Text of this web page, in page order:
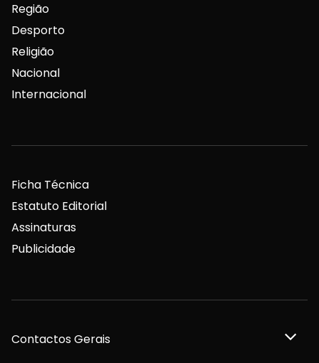
Região
Desporto
Religião
Nacional
Internacional
Ficha Técnica
Estatuto Editorial
Assinaturas
Publicidade
Contactos Gerais